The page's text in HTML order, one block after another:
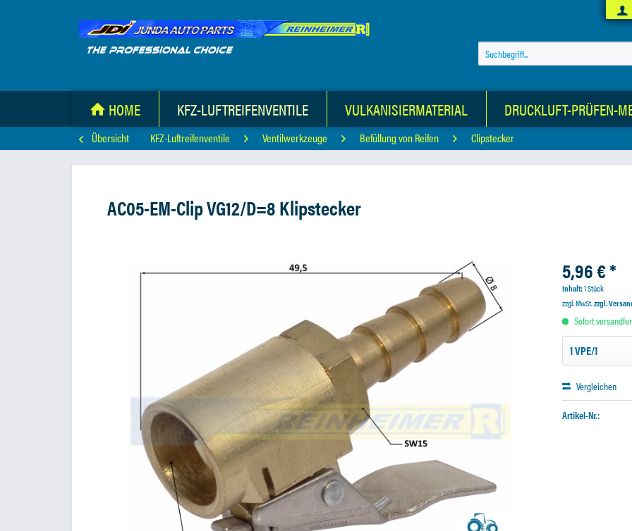
HOME KFZ-LUFTREIFENVENTILE VULKANISIERMATERIAL DRUCKLUFT-PRÜFEN-
Übersicht KFZ-Luftreifenventile Ventilwerkzeuge Befüllung von Reifen Clipstecker
AC05-EM-Clip VG12/D=8 Klipstecker
5,96 € *
Inhalt:1 Stück
zzgl. MwSt.zzgl.
Sofort
Vergleichen
Artikel-Nr.: